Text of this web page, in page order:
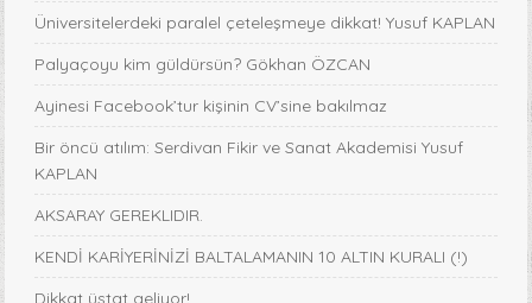
Üniversitelerdeki paralel çeteleşmeye dikkat! Yusuf KAPLAN
Palyaçoyu kim güldürsün? Gökhan ÖZCAN
Ayinesi Facebook’tur kişinin CV’sine bakılmaz
Bir öncü atılım: Serdivan Fikir ve Sanat Akademisi Yusuf
KAPLAN
AKSARAY GEREKLIDIR.
KENDİ KARİYERİNİZİ BALTALAMANIN 10 ALTIN KURALI (!)
Dikkat üstat geliyor!